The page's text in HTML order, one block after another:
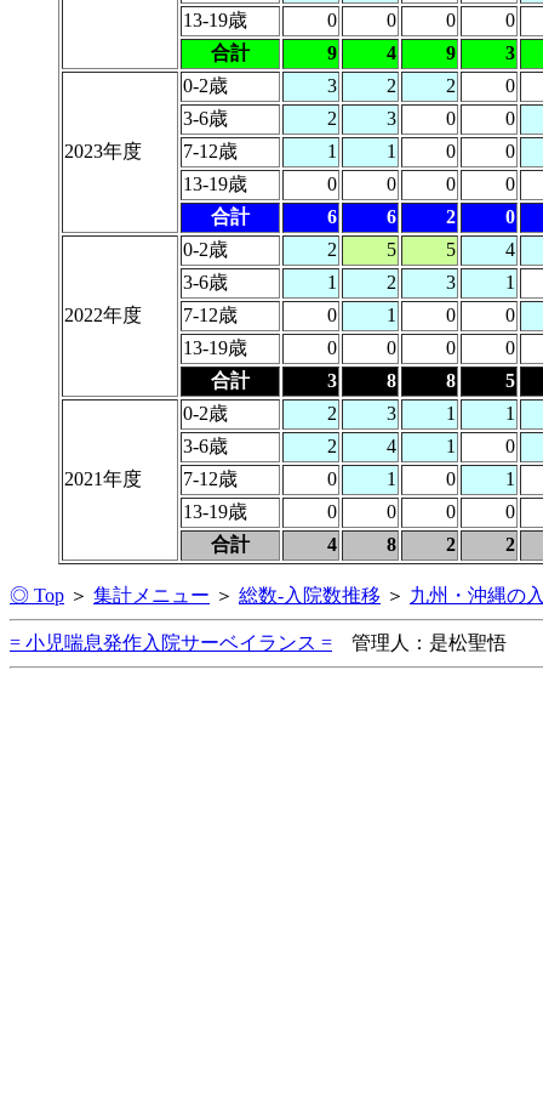
13-19歳
0 0 0
0
合計
9 4 9 3
2023年度
0-2歳 3 2 2
0
3-6歳
2 3 0
0
7-12歳
1 1 0
0
13-19歳
0 0 0
0
合計
6 6 2 0
2022年度
0-2歳 2 5 5
4
3-6歳
1 2 3
1
7-12歳
0 1 0
0
13-19歳
0 0 0
0
合計
3 8 8 5
2021年度
0-2歳 2 3 1
1
3-6歳
2 4 1
0
7-12歳
0 1 0
1
13-19歳
0 0 0
0
合計
4 8 2 2
◎ Top ＞ 集計メニュー ＞ 総数-入院数推移 ＞ 九州・沖縄の
= 小児喘息発作入院サーベイランス = 管理人：是松聖悟